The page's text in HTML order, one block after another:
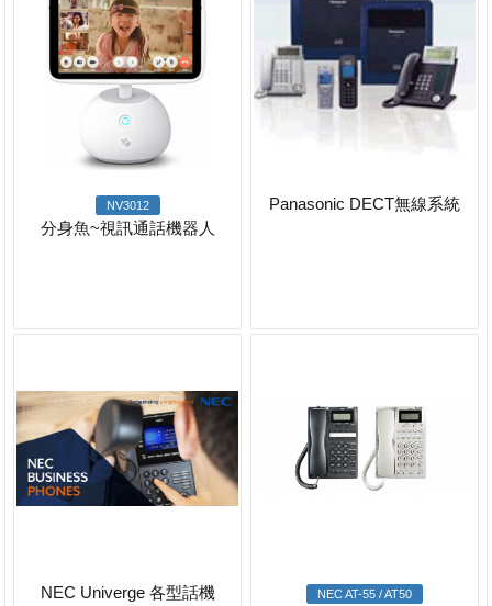
NV3012
分身魚~視訊通話機器人
Panasonic DECT無線系統
NEC Univerge 各型話機 NEC AT-55 / AT50